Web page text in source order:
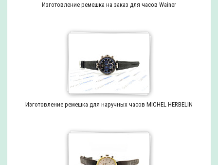
Изготовление ремешка на заказ для часов Wainer
Изготовление ремешка для наручных часов MICHEL HERBELIN